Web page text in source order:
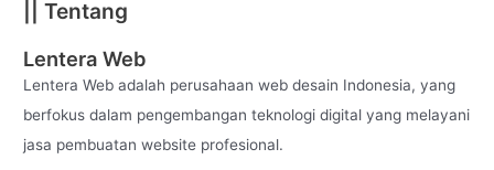
r
c
h
f
o
|| Tentang
Lentera Web
Lentera Web adalah perusahaan web desain Indonesia, yang
berfokus dalam pengembangan teknologi digital yang melayani
jasa pembuatan website profesional.